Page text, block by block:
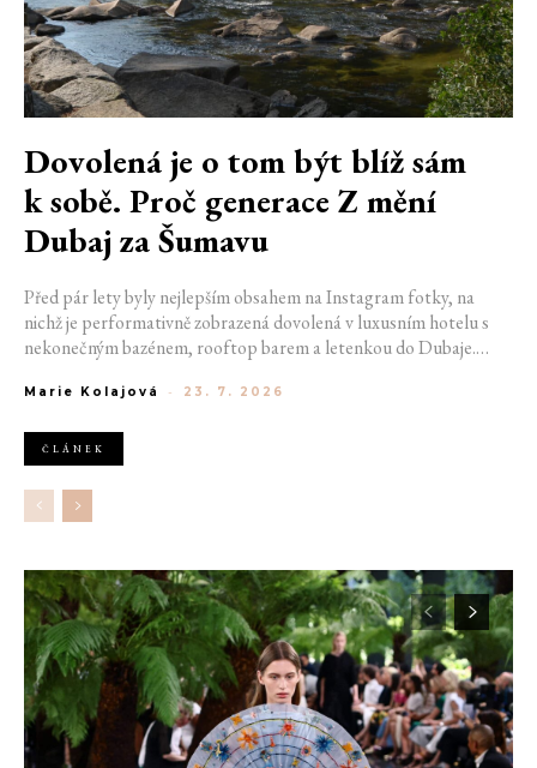
Dovolená je o tom být blíž sám
k sobě. Proč generace Z mění
Dubaj za Šumavu
Před pár lety byly nejlepším obsahem na Instagram fotky, na
nichž je performativně zobrazená dovolená v luxusním hotelu s
nekonečným bazénem, rooftop barem a letenkou do Dubaje.
horách. Ranní koupání v lomu. Výlet vlakem na Šumavu.
Marie Kolajová - 23. 7. 2026
ČLÁNEK